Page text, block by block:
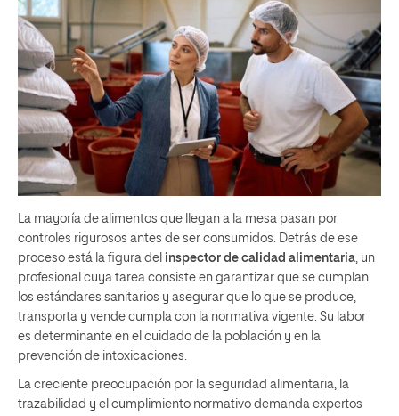
La mayoría de alimentos que llegan a la mesa pasan por
controles rigurosos antes de ser consumidos. Detrás de ese
proceso está la figura del inspector de calidad alimentaria , un
profesional cuya tarea consiste en garantizar que se cumplan
los estándares sanitarios y asegurar que lo que se produce,
transporta y vende cumpla con la normativa vigente. Su labor
es determinante en el cuidado de la población y en la
prevención de intoxicaciones.
La creciente preocupación por la seguridad alimentaria, la
trazabilidad y el cumplimiento normativo demanda expertos